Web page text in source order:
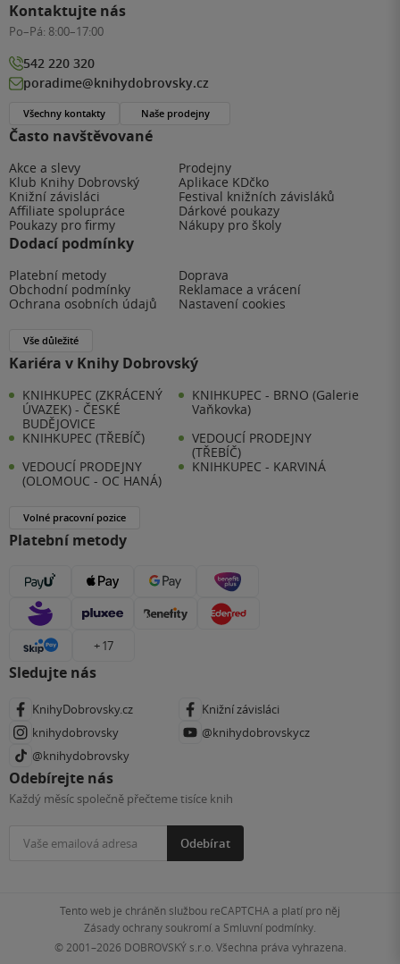
Často navštěvované
Akce a slevy
Prodejny
Klub Knihy Dobrovský
Aplikace KDčko
Knižní závisláci
Festival knižních závisláků
Affiliate spolupráce
Dárkové poukazy
Poukazy pro firmy
Nákupy pro školy
Dodací podmínky
Platební metody
Doprava
Obchodní podmínky
Reklamace a vrácení
Ochrana osobních údajů
Nastavení cookies
Vše důležité
Kariéra v Knihy Dobrovský
KNIHKUPEC (ZKRÁCENÝ
ÚVAZEK) - ČESKÉ
BUDĚJOVICE
KNIHKUPEC - BRNO (Galerie
Vaňkovka)
KNIHKUPEC (TŘEBÍČ)
VEDOUCÍ PRODEJNY
(TŘEBÍČ)
VEDOUCÍ PRODEJNY
(OLOMOUC - OC HANÁ)
KNIHKUPEC - KARVINÁ
Volné pracovní pozice
Platební metody
+ 17
Sledujte nás
KnihyDobrovsky.cz
Knižní závisláci
knihydobrovsky
@knihydobrovskycz
@knihydobrovsky
Odebírejte nás
Každý měsíc společně přečteme tisíce knih
Odebírat
Kontaktujte nás
Po–Pá: 8:00–17:00
542 220 320
poradime@knihydobrovsky.cz
Všechny kontakty Naše prodejny
Tento web je chráněn službou reCAPTCHA a platí pro něj
Zásady ochrany soukromía Smluvní podmínky.
© 2001–2026 DOBROVSKÝ s.r.o. Všechna práva vyhrazena.